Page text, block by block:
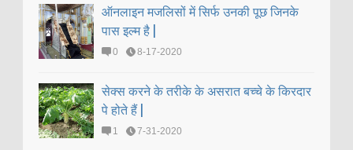
ऑनलाइन मजलिसों में सिर्फ उनकी पूछ जिनके
पास इल्म है |
0 8-17-2020
सेक्स करने के तरीके के असरात बच्चे के किरदार
पे होते हैं |
1 7-31-2020